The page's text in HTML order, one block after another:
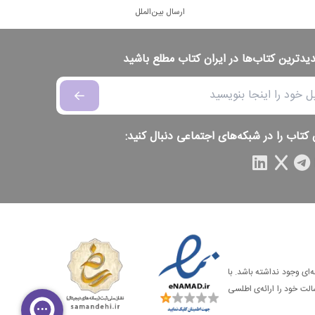
ارسال بین‌الملل
کتاب‌ها در ایران کتاب مطلع باشید
کتاب را در شبکه‌های اجتماعی دنبال کنید:
وجود نداشته باشد. با
خود را ارائه‌ی اطلسی